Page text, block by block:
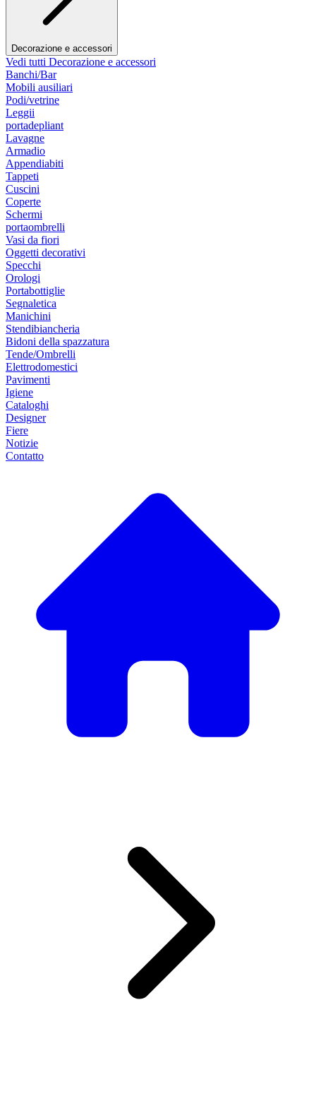
Decorazione e accessori
Vedi tutti Decorazione e accessori
Banchi/Bar
Mobili ausiliari
Podi/vetrine
Leggii
portadepliant
Lavagne
Armadio
Appendiabiti
Tappeti
Cuscini
Coperte
Schermi
portaombrelli
Vasi da fiori
Oggetti decorativi
Specchi
Orologi
Portabottiglie
Segnaletica
Manichini
Stendibiancheria
Bidoni della spazzatura
Tende/Ombrelli
Elettrodomestici
Pavimenti
Igiene
Cataloghi
Designer
Fiere
Notizie
Contatto